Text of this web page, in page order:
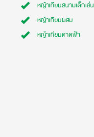
หญ้าเทียมสนามเด็กเล่น
หญ้าเทียมผสม
หญ้าเทียมดาดฟ้า